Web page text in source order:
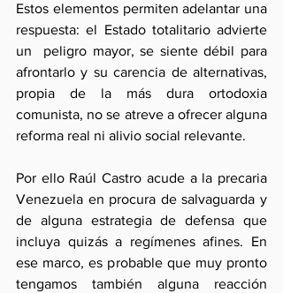
Estos elementos permiten adelantar una
respuesta: el Estado totalitario advierte
un  peligro mayor, se siente débil para
afrontarlo y su carencia de alternativas,
propia de la más dura ortodoxia
comunista, no se atreve a ofrecer alguna
reforma real ni alivio social relevante.
Por ello Raúl Castro acude a la precaria
Venezuela en procura de salvaguarda y
de alguna estrategia de defensa que
incluya quizás a regímenes afines. En
ese marco, es probable que muy pronto
tengamos también alguna reacción